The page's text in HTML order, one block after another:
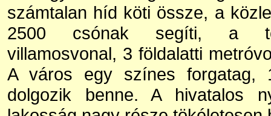
számtalan híd köti össze, a
2500 csónak segíti, a
villamosvonal, 3 földalatti
A város egy színes forgatag,
dolgozik benne. A hivatalos